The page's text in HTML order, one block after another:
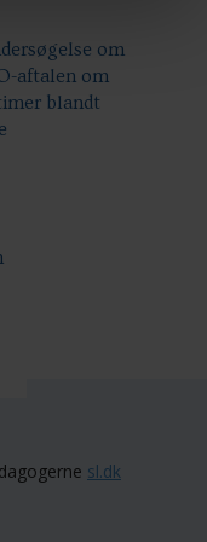
om
aftalen om
blandt
sl.dk